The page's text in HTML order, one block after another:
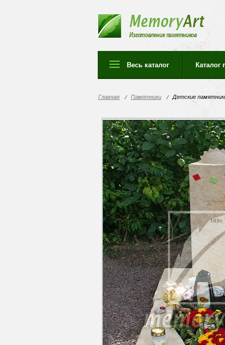
Изготовление памятников
Весь каталог Каталог
Главная Памятники Детские